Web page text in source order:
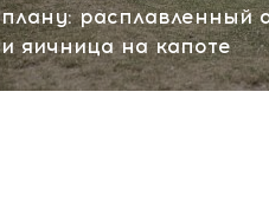
плану: расплавленный
и яичница на капоте